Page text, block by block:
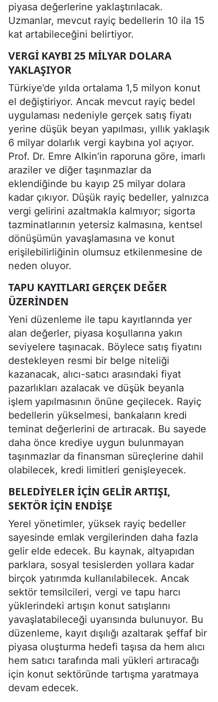
piyasa değerlerine yaklaştırılacak.
Uzmanlar, mevcut rayiç bedellerin 10 ila 15
kat artabileceğini belirtiyor.
VERGI KAYBI 25 MILYAR DOLARA
YAKLAŞIYOR
Türkiye’de yılda ortalama 1,5 milyon konut
el değiştiriyor. Ancak mevcut rayiç bedel
uygulaması nedeniyle gerçek satış fiyatı
yerine düşük beyan yapılması, yıllık yaklaşık
6 milyar dolarlık vergi kaybına yol açıyor.
Prof. Dr. Emre Alkin’in raporuna göre, imarlı
araziler ve diğer taşınmazlar da
eklendiğinde bu kayıp 25 milyar dolara
kadar çıkıyor. Düşük rayiç bedeller, yalnızca
vergi gelirini azaltmakla kalmıyor; sigorta
tazminatlarının yetersiz kalmasına, kentsel
dönüşümün yavaşlamasına ve konut
erişilebilirliğinin olumsuz etkilenmesine de
neden oluyor.
TAPU KAYITLARI GERÇEK DEĞER
ÜZERINDEN
Yeni düzenleme ile tapu kayıtlarında yer
alan değerler, piyasa koşullarına yakın
seviyelere taşınacak. Böylece satış fiyatını
destekleyen resmi bir belge niteliği
kazanacak, alıcı-satıcı arasındaki fiyat
pazarlıkları azalacak ve düşük beyanla
işlem yapılmasının önüne geçilecek. Rayiç
bedellerin yükselmesi, bankaların kredi
teminat değerlerini de artıracak. Bu sayede
daha önce krediye uygun bulunmayan
taşınmazlar da finansman süreçlerine dahil
olabilecek, kredi limitleri genişleyecek.
BELEDIYELER İÇIN GELIR ARTIŞI,
SEKTÖR İÇIN ENDIŞE
Yerel yönetimler, yüksek rayiç bedeller
sayesinde emlak vergilerinden daha fazla
gelir elde edecek. Bu kaynak, altyapıdan
parklara, sosyal tesislerden yollara kadar
birçok yatırımda kullanılabilecek. Ancak
sektör temsilcileri, vergi ve tapu harcı
yüklerindeki artışın konut satışlarını
yavaşlatabileceği uyarısında bulunuyor. Bu
düzenleme, kayıt dışılığı azaltarak şeffaf bir
piyasa oluşturma hedefi taşısa da hem alıcı
hem satıcı tarafında mali yükleri artıracağı
için konut sektöründe tartışma yaratmaya
devam edecek.